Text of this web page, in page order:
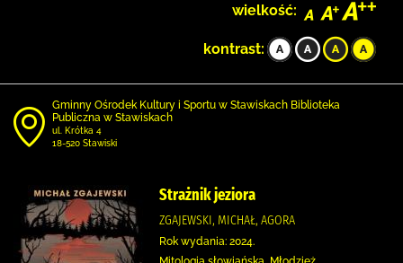
wielkość:
kontrast:
Gminny Ośrodek Kultury i Sportu w Stawiskach Biblioteka
Publiczna w Stawiskach
ul. Krótka 4
18-520 Stawiski
Strażnik jeziora
ZGAJEWSKI, MICHAŁ, AGORA
Rok wydania: 2024.